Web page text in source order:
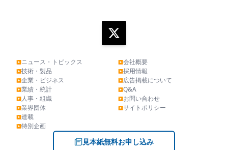
▶ニュース・トピックス
▶技術・製品
▶企業・ビジネス
▶業績・統計
▶人事・組織
▶業界団体
▶連載
▶特別企画
▶会社概要
▶採用情報
▶広告掲載について
▶Q&A
▶お問い合わせ
▶サイトポリシー
見本紙無料お申し込み